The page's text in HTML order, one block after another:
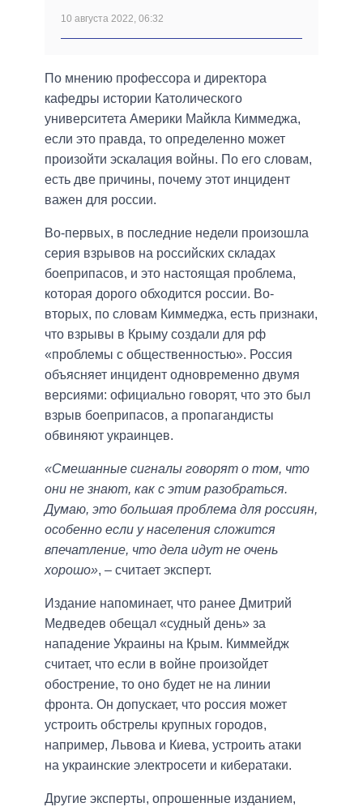
10 августа 2022, 06:32
По мнению профессора и директора
кафедры истории Католического
университета Америки Майкла Киммеджа,
если это правда, то определенно может
произойти эскалация войны. По его словам,
есть две причины, почему этот инцидент
важен для россии.
Во-первых, в последние недели произошла
серия взрывов на российских складах
боеприпасов, и это настоящая проблема,
которая дорого обходится россии. Во-
вторых, по словам Киммеджа, есть признаки,
что взрывы в Крыму создали для рф
«проблемы с общественностью». Россия
объясняет инцидент одновременно двумя
версиями: официально говорят, что это был
взрыв боеприпасов, а пропагандисты
обвиняют украинцев.
«Смешанные сигналы говорят о том, что
они не знают, как с этим разобраться.
Думаю, это большая проблема для россиян,
особенно если у населения сложится
впечатление, что дела идут не очень
хорошо», – считает эксперт.
Издание напоминает, что ранее Дмитрий
Медведев обещал «судный день» за
нападение Украины на Крым. Киммейдж
считает, что если в войне произойдет
обострение, то оно будет не на линии
фронта. Он допускает, что россия может
устроить обстрелы крупных городов,
например, Львова и Киева, устроить атаки
на украинские электросети и кибератаки.
Другие эксперты, опрошенные изданием,